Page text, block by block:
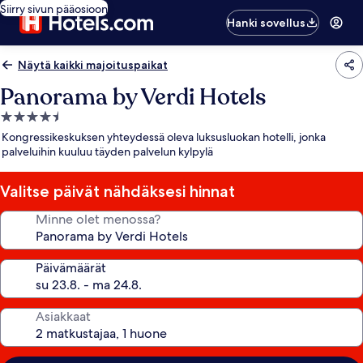
Siirry sivun pääosioon
Hanki sovellus
Näytä kaikki majoituspaikat
Panorama by Verdi Hotels
4.5
tähden
majoituspaikka
Kongressikeskuksen yhteydessä oleva luksusluokan hotelli, jonka
palveluihin kuuluu täyden palvelun kylpylä
Valitse päivät nähdäksesi hinnat
Minne olet menossa?
Päivämäärät
Asiakkaat